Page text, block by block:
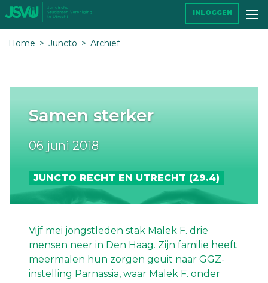
Home Juncto Archief
Samen sterker
06 juni 2018
JUNCTO RECHT EN UTRECHT (29.4)
Vijf mei jongstleden stak Malek F. drie
mensen neer in Den Haag. Zijn familie heeft
meermalen hun zorgen geuit naar GGZ-
instelling Parnassia, waar Malek F. onder
INLOGGEN